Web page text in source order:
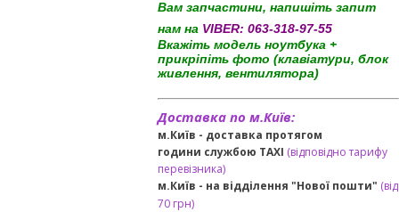
Вам запчастини, напишіть запит
нам на VIBER: 063-318-97-55
Вкажіть модель ноутбука +
прикріпіть фото (клавіатури, блок
живлення, вентилятора)
Доставка по м.Київ:
м.Київ - доставка протягом
години службою TAXI (відповідно тарифу
перевізника)
м.Київ - на відділення "Нової пошти" (від
70 грн)